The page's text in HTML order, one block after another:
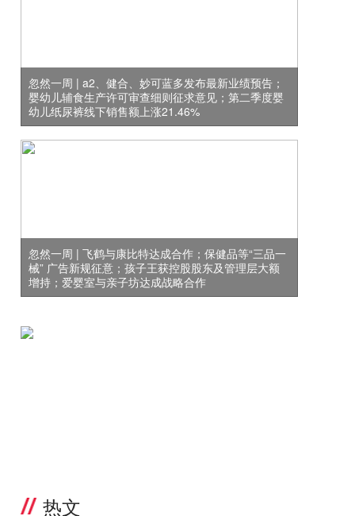
忽然一周 | a2、健合、妙可蓝多发布最新业绩预告；
婴幼儿辅食生产许可审查细则征求意见；第二季度婴
幼儿纸尿裤线下销售额上涨21.46%
忽然一周 | 飞鹤与康比特达成合作；保健品等“三品一
械” 广告新规征意；孩子王获控股股东及管理层大额
增持；爱婴室与亲子坊达成战略合作
热文